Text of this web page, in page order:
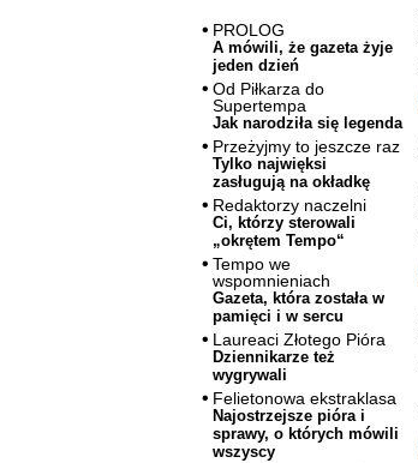
PROLOG
A mówili, że gazeta żyje
jeden dzień
Od Piłkarza do
Supertempa
Jak narodziła się legenda
Przeżyjmy to jeszcze raz
Tylko najwięksi
zasługują na okładkę
Redaktorzy naczelni
Ci, którzy sterowali
„okrętem Tempo“
Tempo we
wspomnieniach
Gazeta, która została w
pamięci i w sercu
Laureaci Złotego Pióra
Dziennikarze też
wygrywali
Felietonowa ekstraklasa
Najostrzejsze pióra i
sprawy, o których mówili
wszyscy